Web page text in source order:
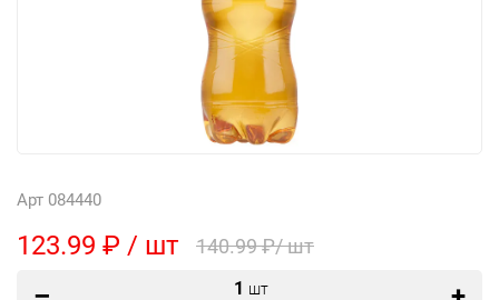
Арт 084440
123.99 ₽ / шт 140.99 ₽/ шт
1 шт